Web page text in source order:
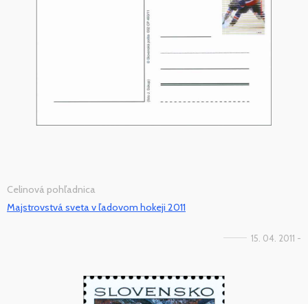
Celinová pohľadnica
Majstrovstvá sveta v ľadovom hokeji 2011
15. 04. 2011 -